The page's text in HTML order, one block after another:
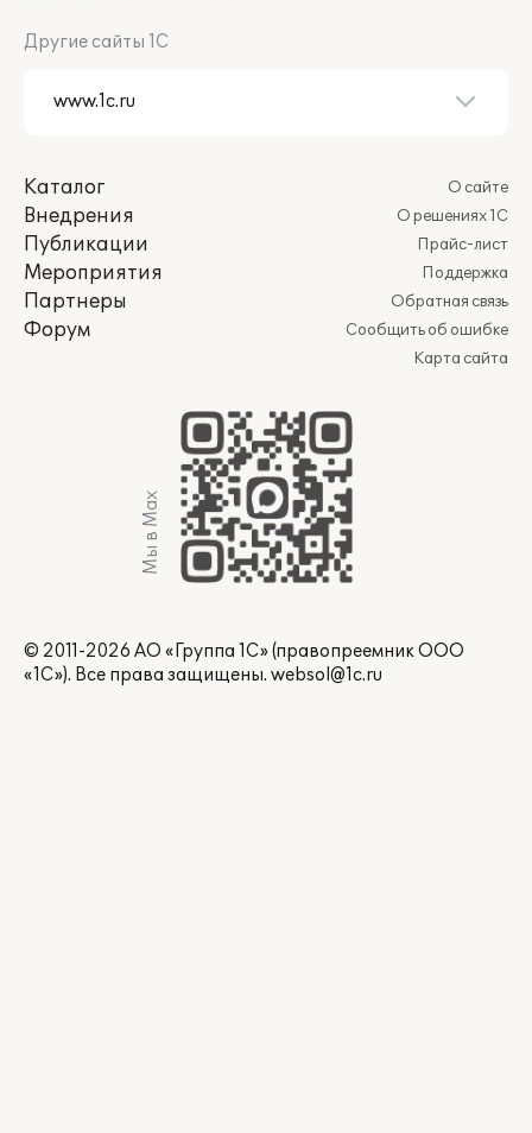
Другие сайты 1С
Каталог
Внедрения
Публикации
Мероприятия
Партнеры
Форум
О сайте
О решениях 1С
Прайс-лист
Поддержка
Обратная связь
Сообщить об ошибке
Карта сайта
Мы в Max
© 2011-2026 АО «Группа 1С» (правопреемник ООО
«1С»). Все права защищены. websol@1c.ru